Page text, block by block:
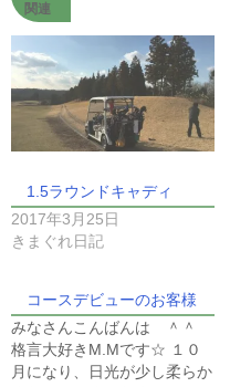
関連
1.5ラウンドキャディ
2017年3月25日
きまぐれ日記
コースデビューのお客様
みなさんこんばんは ＾＾
格言大好きM.Mです☆ １０
月になり、日光が少し柔らか